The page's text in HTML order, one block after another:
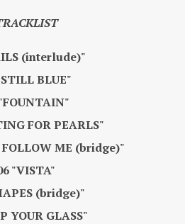
(interlude)"
BLUE"
FOR PEARLS"
FOLLOW ME (bridge)"
"VISTA"
(bridge)"
YOUR GLASS"